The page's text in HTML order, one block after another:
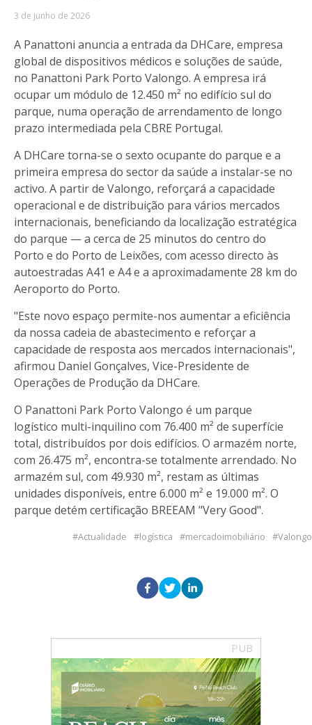
3 de junho de 2026
A Panattoni anuncia a entrada da DHCare, empresa
global de dispositivos médicos e soluções de saúde,
no Panattoni Park Porto Valongo. A empresa irá
ocupar um módulo de 12.450 m² no edifício sul do
parque, numa operação de arrendamento de longo
prazo intermediada pela CBRE Portugal.
A DHCare torna-se o sexto ocupante do parque e a
primeira empresa do sector da saúde a instalar-se no
activo. A partir de Valongo, reforçará a capacidade
operacional e de distribuição para vários mercados
internacionais, beneficiando da localização estratégica
do parque — a cerca de 25 minutos do centro do
Porto e do Porto de Leixões, com acesso directo às
autoestradas A41 e A4 e a aproximadamente 28 km do
Aeroporto do Porto.
"Este novo espaço permite-nos aumentar a eficiência
da nossa cadeia de abastecimento e reforçar a
capacidade de resposta aos mercados internacionais",
afirmou Daniel Gonçalves, Vice-Presidente de
Operações de Produção da DHCare.
O Panattoni Park Porto Valongo é um parque
logístico multi-inquilino com 76.400 m² de superfície
total, distribuídos por dois edifícios. O armazém norte,
com 26.475 m², encontra-se totalmente arrendado. No
armazém sul, com 49.930 m², restam as últimas
unidades disponíveis, entre 6.000 m² e 19.000 m². O
parque detém certificação BREEAM "Very Good".
Actualidade logística mercadoimobiliário Valongo
PUB